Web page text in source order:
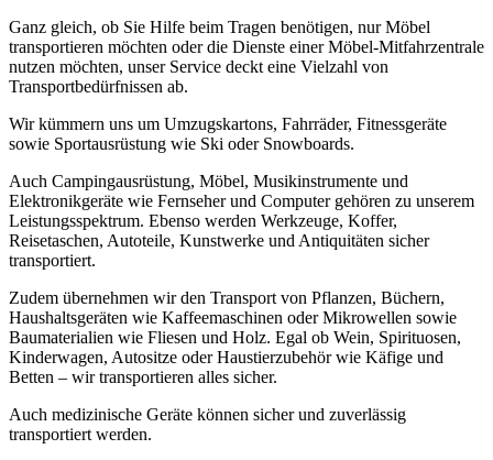
Ganz gleich, ob Sie Hilfe beim Tragen benötigen, nur Möbel
transportieren möchten oder die Dienste einer Möbel-Mitfahrzentrale
nutzen möchten, unser Service deckt eine Vielzahl von
Transportbedürfnissen ab.
Wir kümmern uns um Umzugskartons, Fahrräder, Fitnessgeräte
sowie Sportausrüstung wie Ski oder Snowboards.
Auch Campingausrüstung, Möbel, Musikinstrumente und
Elektronikgeräte wie Fernseher und Computer gehören zu unserem
Leistungsspektrum. Ebenso werden Werkzeuge, Koffer,
Reisetaschen, Autoteile, Kunstwerke und Antiquitäten sicher
transportiert.
Zudem übernehmen wir den Transport von Pflanzen, Büchern,
Haushaltsgeräten wie Kaffeemaschinen oder Mikrowellen sowie
Baumaterialien wie Fliesen und Holz. Egal ob Wein, Spirituosen,
Kinderwagen, Autositze oder Haustierzubehör wie Käfige und
Betten – wir transportieren alles sicher.
Auch medizinische Geräte können sicher und zuverlässig
transportiert werden.